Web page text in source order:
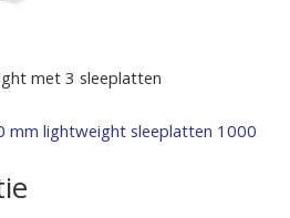
met 3 sleeplatten
mm lightweight sleeplatten 1000